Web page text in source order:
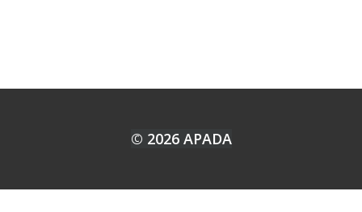
© 2026 APADA